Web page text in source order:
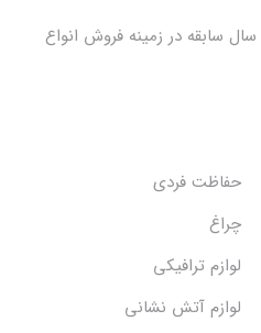
با بیش از ۲۰ سال سابقه در زمینه فروش انواع
حفاظت فردی
چراغ
لوازم ترافیکی
لوازم آتش نشانی